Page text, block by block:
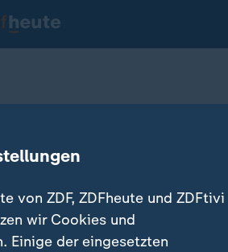
von ZDF, ZDFheute und ZDFtivi
wir Cookies und
Einige der eingesetzten